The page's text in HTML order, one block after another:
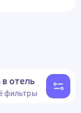
отель
фильтры